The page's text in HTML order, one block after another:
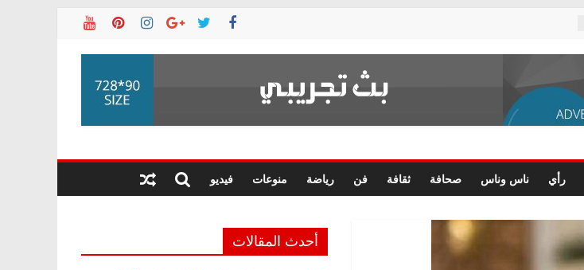
رأي ناس وناس صحافة ثقافة فن رياضة منوعات فيديو
أحدث المقالات